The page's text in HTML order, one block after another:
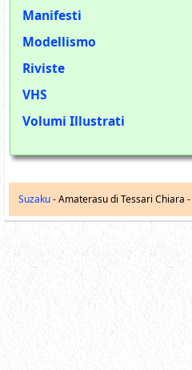
Manifesti
Modellismo
Riviste
VHS
Volumi Illustrati
Suzaku- Amaterasu di Tessari Chiara -